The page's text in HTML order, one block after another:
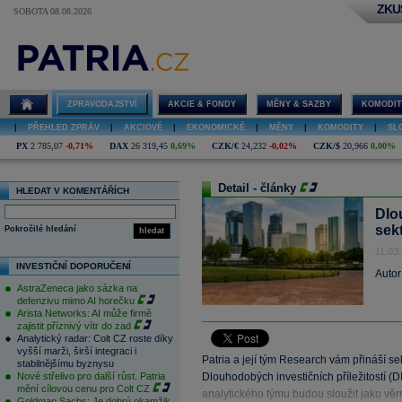
SOBOTA 08.08.2026
ZPRAVODAJSTVÍ AKCIE & FONDY MĚNY & SAZBY
PŘEHLED ZPRÁV AKCIOVÉ EKONOMICKÉ MĚNY KOMODITY
PX 2 785,07 -0,71% DAX 26 319,45 0,69% CZK/€ 24,232 -0,02% CZK/$ 20,966 0,00%
HLEDAT V KOMENTÁŘÍCH
hledat
Pokročilé hledání
INVESTIČNÍ DOPORUČENÍ
AstraZeneca jako sázka na
defenzivu mimo AI horečku
Arista Networks: AI může firmě
zajistit příznivý vítr do zad
Analytický radar: Colt CZ roste díky
vyšší marži, širší integraci i
stabilnějšímu byznysu
Nové střelivo pro další růst. Patria
mění cílovou cenu pro Colt CZ
Detail - články
Patria a její tým Research vám přináší
Dlouhodobých investičních příležitostí
analytického týmu budou sloužit jako